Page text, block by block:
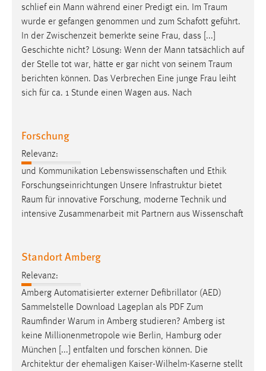
schlief ein Mann während einer Predigt ein. Im
Traum
wurde er gefangen genommen und zum Schafott geführt.
In der Zwischenzeit bemerkte seine Frau, dass [...]
Geschichte nicht? Lösung: Wenn der Mann tatsächlich auf
der Stelle tot war, hätte er gar nicht von seinem
Traum
berichten können. Das Verbrechen Eine junge Frau leiht
sich für ca. 1 Stunde einen Wagen aus. Nach
Forschung
Relevanz:
und Kommunikation Lebenswissenschaften und Ethik
Forschungseinrichtungen Unsere Infrastruktur bietet
Raum für innovative Forschung, moderne Technik und
intensive Zusammenarbeit mit Partnern aus Wissenschaft
Standort Amberg
Relevanz:
Amberg Automatisierter externer Defibrillator (AED)
Sammelstelle Download Lageplan als PDF Zum
Raumfinder Warum in Amberg studieren? Amberg ist
keine Millionenmetropole wie Berlin, Hamburg oder
München [...] entfalten und forschen können. Die
Architektur der ehemaligen Kaiser-Wilhelm-Kaserne stellt